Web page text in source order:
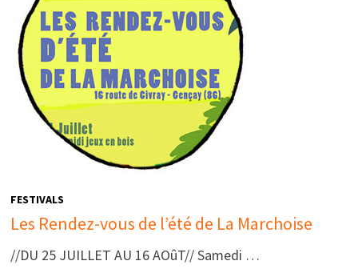
FESTIVALS
Les Rendez-vous de l’été de La Marchoise
//DU 25 JUILLET AU 16 AOûT// Samedi …